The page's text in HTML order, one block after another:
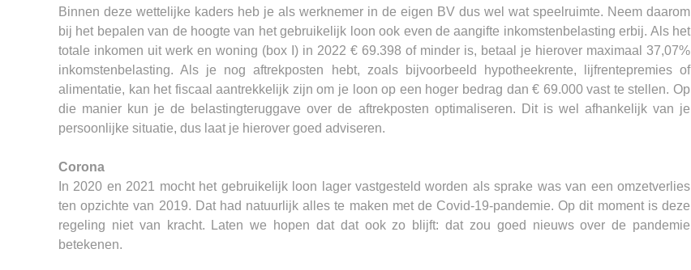
Binnen deze wettelijke kaders heb je als werknemer in de eigen BV dus wel wat speelruimte. Neem daarom
bij het bepalen van de hoogte van het gebruikelijk loon ook even de aangifte inkomstenbelasting erbij. Als het
totale inkomen uit werk en woning (box I) in 2022 € 69.398 of minder is, betaal je hierover maximaal 37,07%
inkomstenbelasting. Als je nog aftrekposten hebt, zoals bijvoorbeeld hypotheekrente, lijfrentepremies of
alimentatie, kan het fiscaal aantrekkelijk zijn om je loon op een hoger bedrag dan € 69.000 vast te stellen. Op
die manier kun je de belastingteruggave over de aftrekposten optimaliseren. Dit is wel afhankelijk van je
persoonlijke situatie, dus laat je hierover goed adviseren.
Corona
In 2020 en 2021 mocht het gebruikelijk loon lager vastgesteld worden als sprake was van een omzetverlies
ten opzichte van 2019. Dat had natuurlijk alles te maken met de Covid-19-pandemie. Op dit moment is deze
regeling niet van kracht. Laten we hopen dat dat ook zo blijft: dat zou goed nieuws over de pandemie
betekenen.